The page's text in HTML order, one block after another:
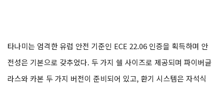
타나미는 엄격한 유럽 안전 기준인 ECE 22.06 인증을 획득하며 안
전성은 기본으로 갖추었다. 두 가지 쉘 사이즈로 제공되며 파이버글
라스와 카본 두 가지 버전이 준비되어 있고, 환기 시스템은 자석식